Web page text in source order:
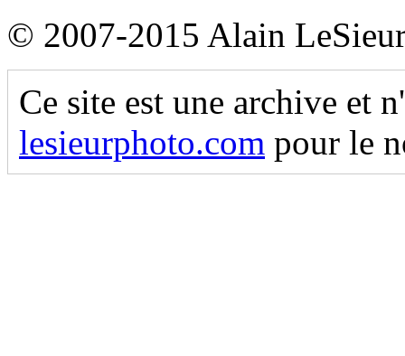
© 2007-2015 Alain
Ce site est une archive et
lesieurphoto.com pour le